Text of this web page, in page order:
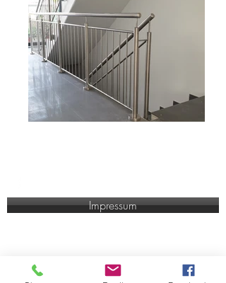
Impressum
Knor Vertriebs GmbH